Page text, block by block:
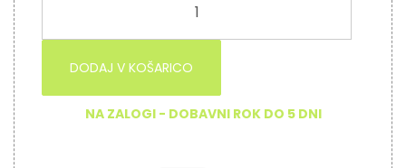
DODAJ V KOŠARICO
NA ZALOGI - DOBAVNI ROK DO 5 DNI